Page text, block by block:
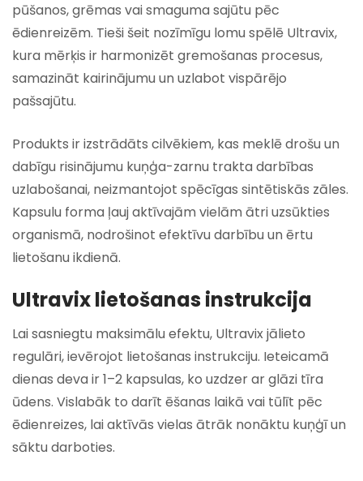
pūšanos, grēmas vai smaguma sajūtu pēc
ēdienreizēm. Tieši šeit nozīmīgu lomu spēlē Ultravix,
kura mērķis ir harmonizēt gremošanas procesus,
samazināt kairinājumu un uzlabot vispārējo
pašsajūtu.
Produkts ir izstrādāts cilvēkiem, kas meklē drošu un
dabīgu risinājumu kuņģa-zarnu trakta darbības
uzlabošanai, neizmantojot spēcīgas sintētiskās zāles.
Kapsulu forma ļauj aktīvajām vielām ātri uzsūkties
organismā, nodrošinot efektīvu darbību un ērtu
lietošanu ikdienā.
Ultravix lietošanas instrukcija
Lai sasniegtu maksimālu efektu, Ultravix jālieto
regulāri, ievērojot lietošanas instrukciju. Ieteicamā
dienas deva ir 1–2 kapsulas, ko uzdzer ar glāzi tīra
ūdens. Vislabāk to darīt ēšanas laikā vai tūlīt pēc
ēdienreizes, lai aktīvās vielas ātrāk nonāktu kuņģī un
sāktu darboties.